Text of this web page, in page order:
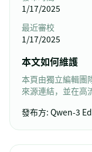
1/17/2025
最近審校
1/17/2025
本文如何維護
本頁由獨立編輯團
來源連結，並在高
發布方: Qwen-3